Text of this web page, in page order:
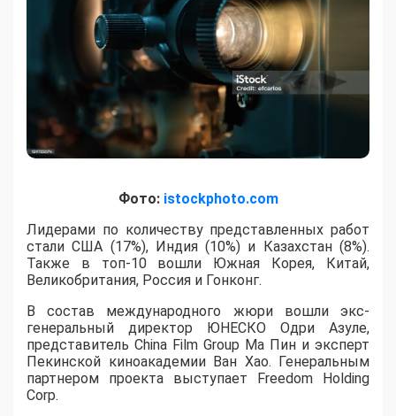
Фото: istockphoto.com
Лидерами по количеству представленных работ
стали США (17%), Индия (10%) и Казахстан (8%).
Также в топ-10 вошли Южная Корея, Китай,
Великобритания, Россия и Гонконг.
В состав международного жюри вошли экс-
генеральный директор ЮНЕСКО Одри Азуле,
представитель China Film Group Ма Пин и эксперт
Пекинской киноакадемии Ван Хао. Генеральным
партнером проекта выступает Freedom Holding
Corp.